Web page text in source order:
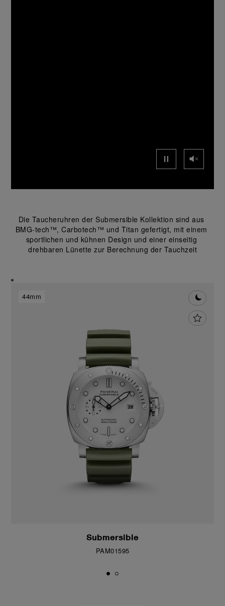
Die Taucheruhren der Submersible Kollektion sind aus
BMG-tech™, Carbotech™ und Titan gefertigt, mit einem
sportlichen und kühnen Design und einer einseitig
drehbaren Lünette zur Berechnung der Tauchzeit
44mm
Submersible
PAM01595